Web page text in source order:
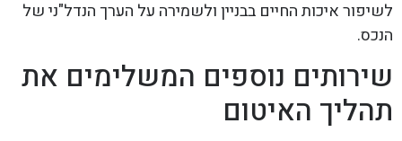
לשיפור איכות החיים בבניין ולשמירה על הערך הנדל"ני של
הנכס.
שירותים נוספים המשלימים את
תהליך האיטום